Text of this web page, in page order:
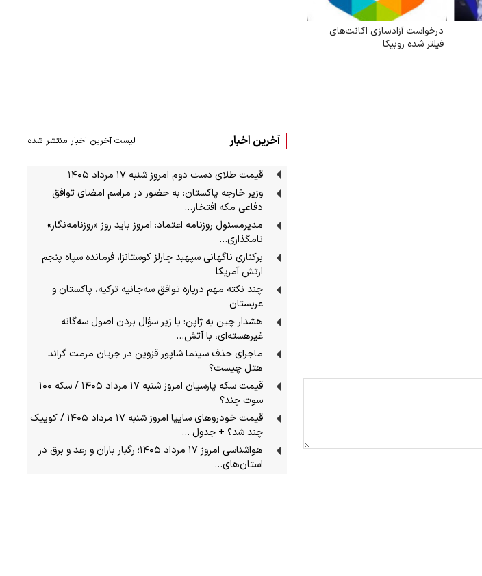
درخواست آزادسازی اکانت‌های
فیلتر شده روبیکا
آخرین اخبار لیست آخرین اخبار منتشر شده
قیمت طلای دست دوم امروز شنبه ۱۷ مرداد ۱۴۰۵
وزیر خارجه پاکستان: به حضور در مراسم امضای توافق
دفاعی مکه افتخار…
مدیرمسئول روزنامه اعتماد: امروز باید روز «روزنامه‌نگار»
نامگذاری…
برکناری ناگهانی سپهبد چارلز کوستانزا، فرمانده سپاه پنجم
ارتش آمریکا
چند نکته مهم درباره توافق سه‌جانیه ترکیه، پاکستان و
عربستان
هشدار چین به ژاپن: با زیر سؤال بردن اصول سه‌گانه
غیرهسته‌ای، با آتش…
ماجرای حذف سینما شاپور قزوین در جریان مرمت گراند
هتل چیست؟
قیمت سکه پارسیان امروز شنبه ۱۷ مرداد ۱۴۰۵ / سکه ۱۰۰
سوت چند؟
قیمت خودرو‌های سایپا امروز شنبه ۱۷ مرداد ۱۴۰۵ / کوییک
چند شد؟ + جدول …
هواشناسی امروز ۱۷ مرداد ۱۴۰۵؛ رگبار باران و رعد و برق در
استان‌های…